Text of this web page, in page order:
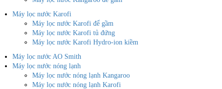
Máy lọc nước Karofi
Máy lọc nước Karofi để gầm
Máy lọc nước Karofi tủ đứng
Máy lọc nước Karofi Hydro-ion kiềm
Máy lọc nước AO Smith
Máy lọc nước nóng lạnh
Máy lọc nước nóng lạnh Kangaroo
Máy lọc nước nóng lạnh Karofi